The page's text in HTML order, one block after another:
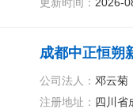
成都中正恒朔
公司法人： 邓云菊
注册地址： 四川省